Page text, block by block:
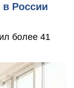
России
более 41